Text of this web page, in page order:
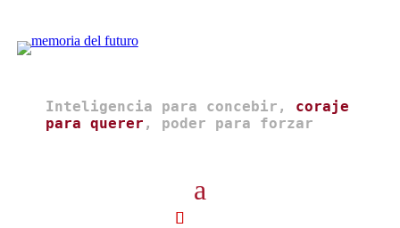
Inteligencia para concebir, coraje
para querer , poder para forzar